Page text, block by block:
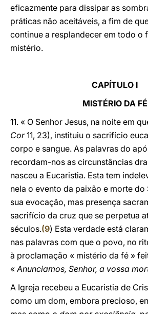
eficazmente para dissipar as
práticas não aceitáveis, a fim de
continue a resplandecer em todo o
mistério.
CAPÍTULO I
MISTÉRIO DA FÉ
11. « O Senhor Jesus, na noite em
Cor11, 23), instituiu o sacrifício
corpo e sangue. As palavras do
recordam-nos as circunstâncias
nasceu a Eucaristia. Esta tem
nela o evento da paixão e morte do
sua evocação, mas presença
sacrifício da cruz que se perpetua
séculos.(9) Esta verdade está
nas palavras com que o povo, no
à proclamação « mistério da fé »
«Anunciamos, Senhor, a vossa
A Igreja recebeu a Eucaristia de
como um dom, embora precioso,